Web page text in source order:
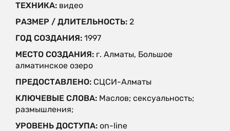
ТЕХНИКА: видео
РАЗМЕР / ДЛИТЕЛЬНОСТЬ: 2
ГОД СОЗДАНИЯ: 1997
МЕСТО СОЗДАНИЯ: г. Алматы, Большое
алматинское озеро
ПРЕДОСТАВЛЕНО: СЦСИ-Алматы
КЛЮЧЕВЫЕ СЛОВА: Маслов; сексуальность;
размышления;
УРОВЕНЬ ДОСТУПА: on-line